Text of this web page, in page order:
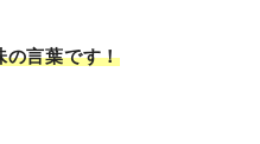
の言葉です！